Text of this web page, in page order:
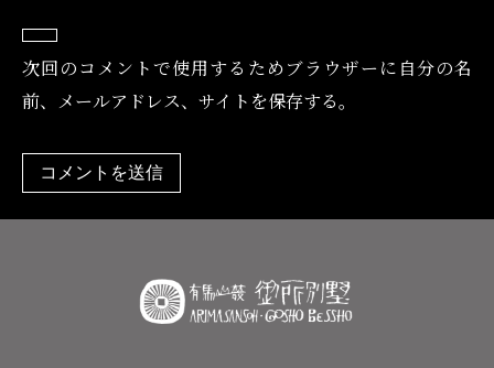
次回のコメントで使用するためブラウザーに自分の名
前、メールアドレス、サイトを保存する。